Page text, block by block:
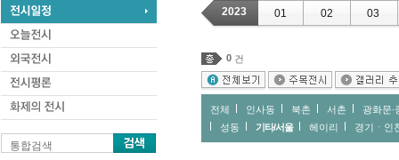
통합검색
2023 01 02 03
0 건
전체 인사동 북촌 서촌
광화문∙
성동
기타/서울 헤이리 경기ㆍ인